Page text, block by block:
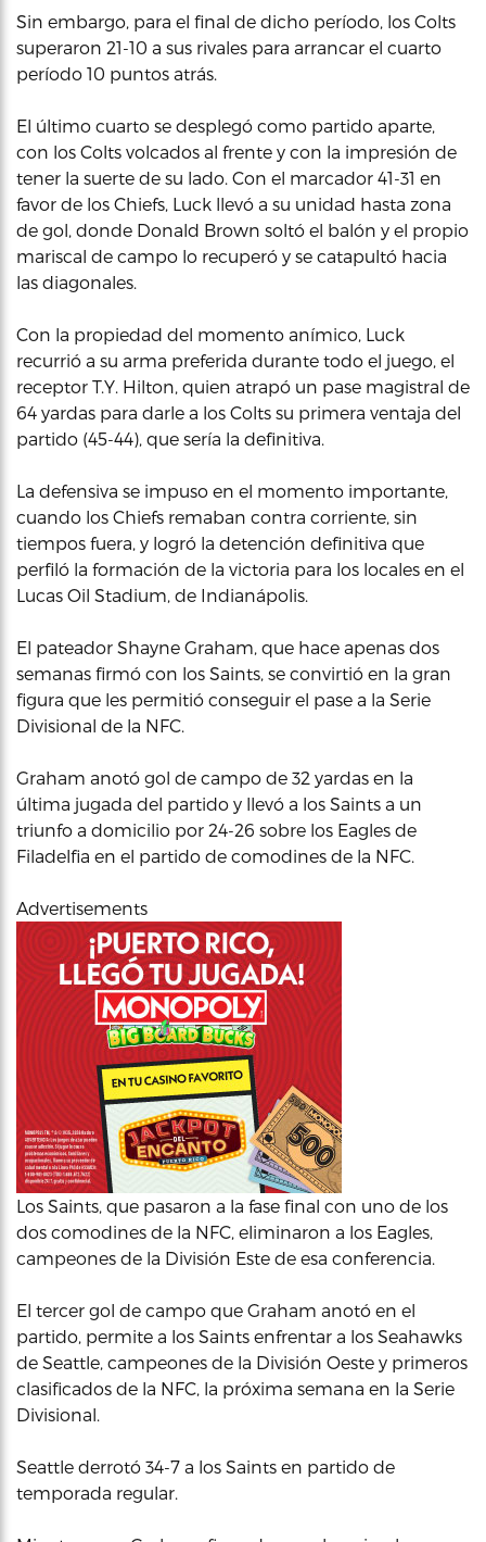
Sin embargo, para el final de dicho período, los Colts
superaron 21-10 a sus rivales para arrancar el cuarto
período 10 puntos atrás.
El último cuarto se desplegó como partido aparte,
con los Colts volcados al frente y con la impresión de
tener la suerte de su lado. Con el marcador 41-31 en
favor de los Chiefs, Luck llevó a su unidad hasta zona
de gol, donde Donald Brown soltó el balón y el propio
mariscal de campo lo recuperó y se catapultó hacia
las diagonales.
Con la propiedad del momento anímico, Luck
recurrió a su arma preferida durante todo el juego, el
receptor T.Y. Hilton, quien atrapó un pase magistral de
64 yardas para darle a los Colts su primera ventaja del
partido (45-44), que sería la definitiva.
La defensiva se impuso en el momento importante,
cuando los Chiefs remaban contra corriente, sin
tiempos fuera, y logró la detención definitiva que
perfiló la formación de la victoria para los locales en el
Lucas Oil Stadium, de Indianápolis.
El pateador Shayne Graham, que hace apenas dos
semanas firmó con los Saints, se convirtió en la gran
figura que les permitió conseguir el pase a la Serie
Divisional de la NFC.
Graham anotó gol de campo de 32 yardas en la
última jugada del partido y llevó a los Saints a un
triunfo a domicilio por 24-26 sobre los Eagles de
Filadelfia en el partido de comodines de la NFC.
Advertisements
Los Saints, que pasaron a la fase final con uno de los
dos comodines de la NFC, eliminaron a los Eagles,
campeones de la División Este de esa conferencia.
El tercer gol de campo que Graham anotó en el
partido, permite a los Saints enfrentar a los Seahawks
de Seattle, campeones de la División Oeste y primeros
clasificados de la NFC, la próxima semana en la Serie
Divisional.
Seattle derrotó 34-7 a los Saints en partido de
temporada regular.